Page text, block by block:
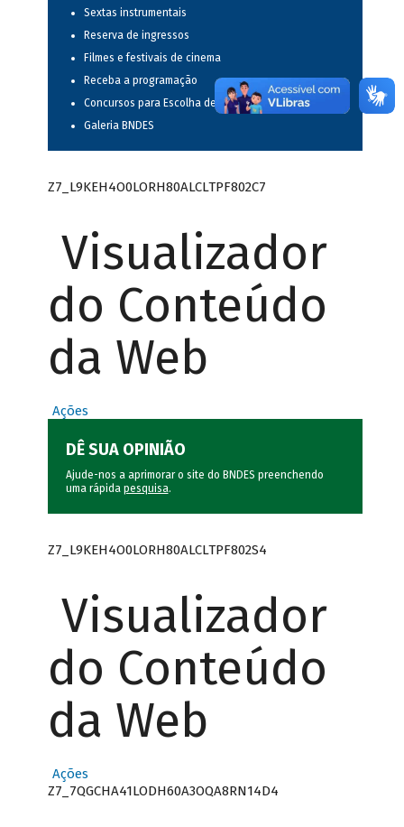
Sextas instrumentais
Reserva de ingressos
Filmes e festivais de cinema
Receba a programação
Concursos para Escolha de Espetáculos Musicais
Galeria BNDES
Z7_L9KEH4O0LORH80ALCLTPF802C7
Visualizador
do Conteúdo
da Web
Ações
DÊ SUA OPINIÃO
Ajude-nos a aprimorar o site do BNDES preenchendo
uma rápida pesquisa.
Z7_L9KEH4O0LORH80ALCLTPF802S4
Visualizador
do Conteúdo
da Web
Ações
Z7_7QGCHA41LODH60A3OQA8RN14D4